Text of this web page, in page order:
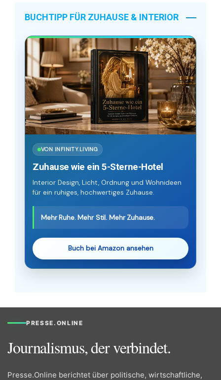
BUCHTIPP FÜR ZUHAUSE & INTERIOR
VON INFINITY.LIVING
Zuhause wie ein 5-Sterne-Hotel
Interior Design, Licht, Ordnung und Wohnideen
für ein ruhiges, hochwertiges Zuhause.
Mehr Ruhe. Mehr Stil. Mehr Zuhause.
Buch bei Amazon ansehen
PRESSE.ONLINE
Journalismus, der verbindet.
Presse.Online berichtet über politische, wirtschaftliche,